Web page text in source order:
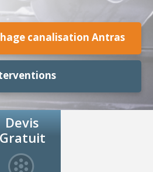
canalisation Antras
Devis
Gratuit